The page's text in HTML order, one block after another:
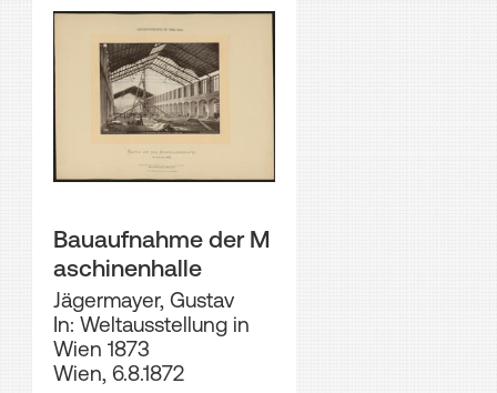
Bauaufnahme der M
aschinenhalle
Jägermayer, Gustav
In: Weltausstellung in
Wien 1873
Wien, 6.8.1872